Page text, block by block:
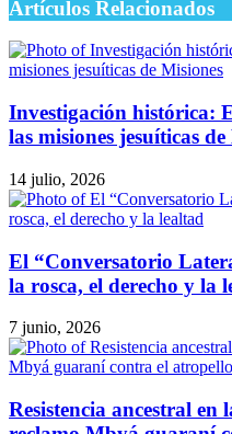
Artículos Relacionados
Investigación histórica:
las misiones jesuíticas
14 julio, 2026
El “Conversatorio
la rosca, el derecho y la
7 junio, 2026
Resistencia ancestral